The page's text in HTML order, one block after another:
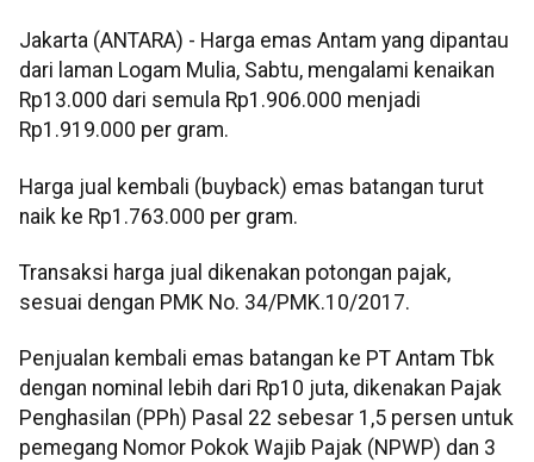
Jakarta (ANTARA) - Harga emas Antam yang dipantau
dari laman Logam Mulia, Sabtu, mengalami kenaikan
Rp13.000 dari semula Rp1.906.000 menjadi
Rp1.919.000 per gram.
Harga jual kembali (buyback) emas batangan turut
naik ke Rp1.763.000 per gram.
Transaksi harga jual dikenakan potongan pajak,
sesuai dengan PMK No. 34/PMK.10/2017.
Penjualan kembali emas batangan ke PT Antam Tbk
dengan nominal lebih dari Rp10 juta, dikenakan Pajak
Penghasilan (PPh) Pasal 22 sebesar 1,5 persen untuk
pemegang Nomor Pokok Wajib Pajak (NPWP) dan 3